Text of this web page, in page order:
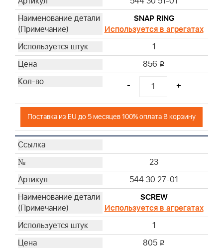
SNAP RING
Используется в агрегатах
1
856 i
- +
Поставка из EU до 5 месяцев 100% оплата В корзину
23
544 30 27-01
SCREW
Используется в агрегатах
1
805 i